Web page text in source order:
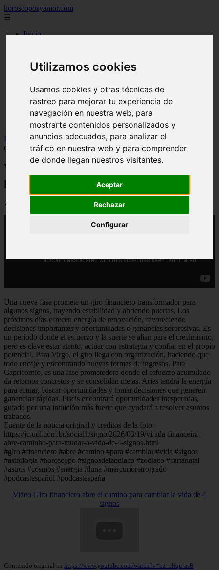
Utilizamos cookies
Usamos cookies y otras técnicas de
rastreo para mejorar tu experiencia de
navegación en nuestra web, para
mostrarte contenidos personalizados y
anuncios adecuados, para analizar el
tráfico en nuestra web y para comprender
de donde llegan nuestros visitantes.
Aceptar
Rechazar
Configurar
horoscoposyamor.com
☰
Inicio
dioses mitologicos
mitos
numerologia
personajes mitologicos
seres mitologicos
significado de los suenos
simbologia
Inicio
yt-astrologia >Video Giro financiero abre el camino para
cambiar la vida de 4 signos
Video Giro financiero abre el camino
para cambiar la vida de 4 signos
📅 21/03/2026
Una nueva fase promete un giro financiero transformador para
algunos signos, trayendo estabilidad y abriendo puertas. Los
próximos días ofrecen energía de renovación, favoreciendo
decisiones importantes y oportunidades o ganancias sorpresivas. Es
un período donde el esfuerzo y la suerte se alían para el crecimiento,
pero es clave estar atento, actuar con estrategia y confiar en el propio
potencial. Para Virgo, el giro llega con organización, haciendo que
todo encaje y encontrando nuevas formas de ingresos. Para
Capricornio, es una fase prometedora donde el esfuerzo acumulado
da retornos concretos y se consolidan metas. Aries tendrá la energía
para actuar, buscar oportunidades y tomar decisiones que generen
ganancias rápidas. Piscis encontrará oportunidades inesperadas,
guiado por una intuición más fuerte que ayudará a resolver asuntos
trabados.
Fuente de la noticia original y creditos de la foto:
https://jc.uol.com.br/social1/signo/2026/03/19/virada-financeira-
abre-caminho-para-mudar-a-vida-de-4-signos.html
#giro #financiero #abre #camino #para #cambiar #vida #signos
#astrologia #horoscopo #signosdelzodiaco #zodiaco #cartanatal
#astros #cosmos #energia #luna #mercurioretrogrado
#podcastespañol #podcastespaña
Video Giro financiero abre el camino para cambiar la vida de 4
signos
Contenido original en https://www.youtube.com/watch?v=bz_rHqu-as8